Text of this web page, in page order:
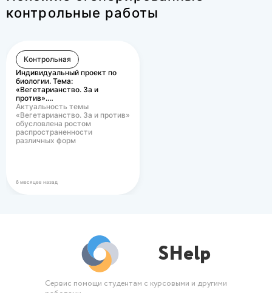
образования?
1. Что такое
информационно-
роль в учебном процессе?
технологии используются
при обучении ИЯ?
контрольные работы
Контрольная
Индивидуальный проект по
биологии. Тема:
«Вегетарианство. За и
против».…
Актуальность темы
«Вегетарианство. За и против»
обусловлена ростом
распространенности
различных форм
6 месяцев назад
SHelp
Сервис помощи студентам с курсовыми и другими